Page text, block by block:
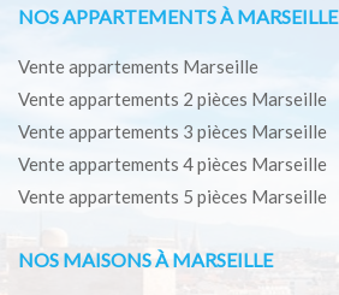
NOS APPARTEMENTS À MARSEILLE
Vente appartements Marseille
Vente appartements 2 pièces Marseille
Vente appartements 3 pièces Marseille
Vente appartements 4 pièces Marseille
Vente appartements 5 pièces Marseille
NOS MAISONS À MARSEILLE